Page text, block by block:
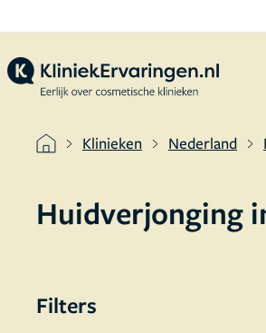
Klinieken Nederland
Huidverjonging
Filters